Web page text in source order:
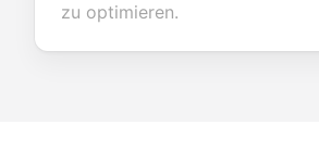
zu optimieren.